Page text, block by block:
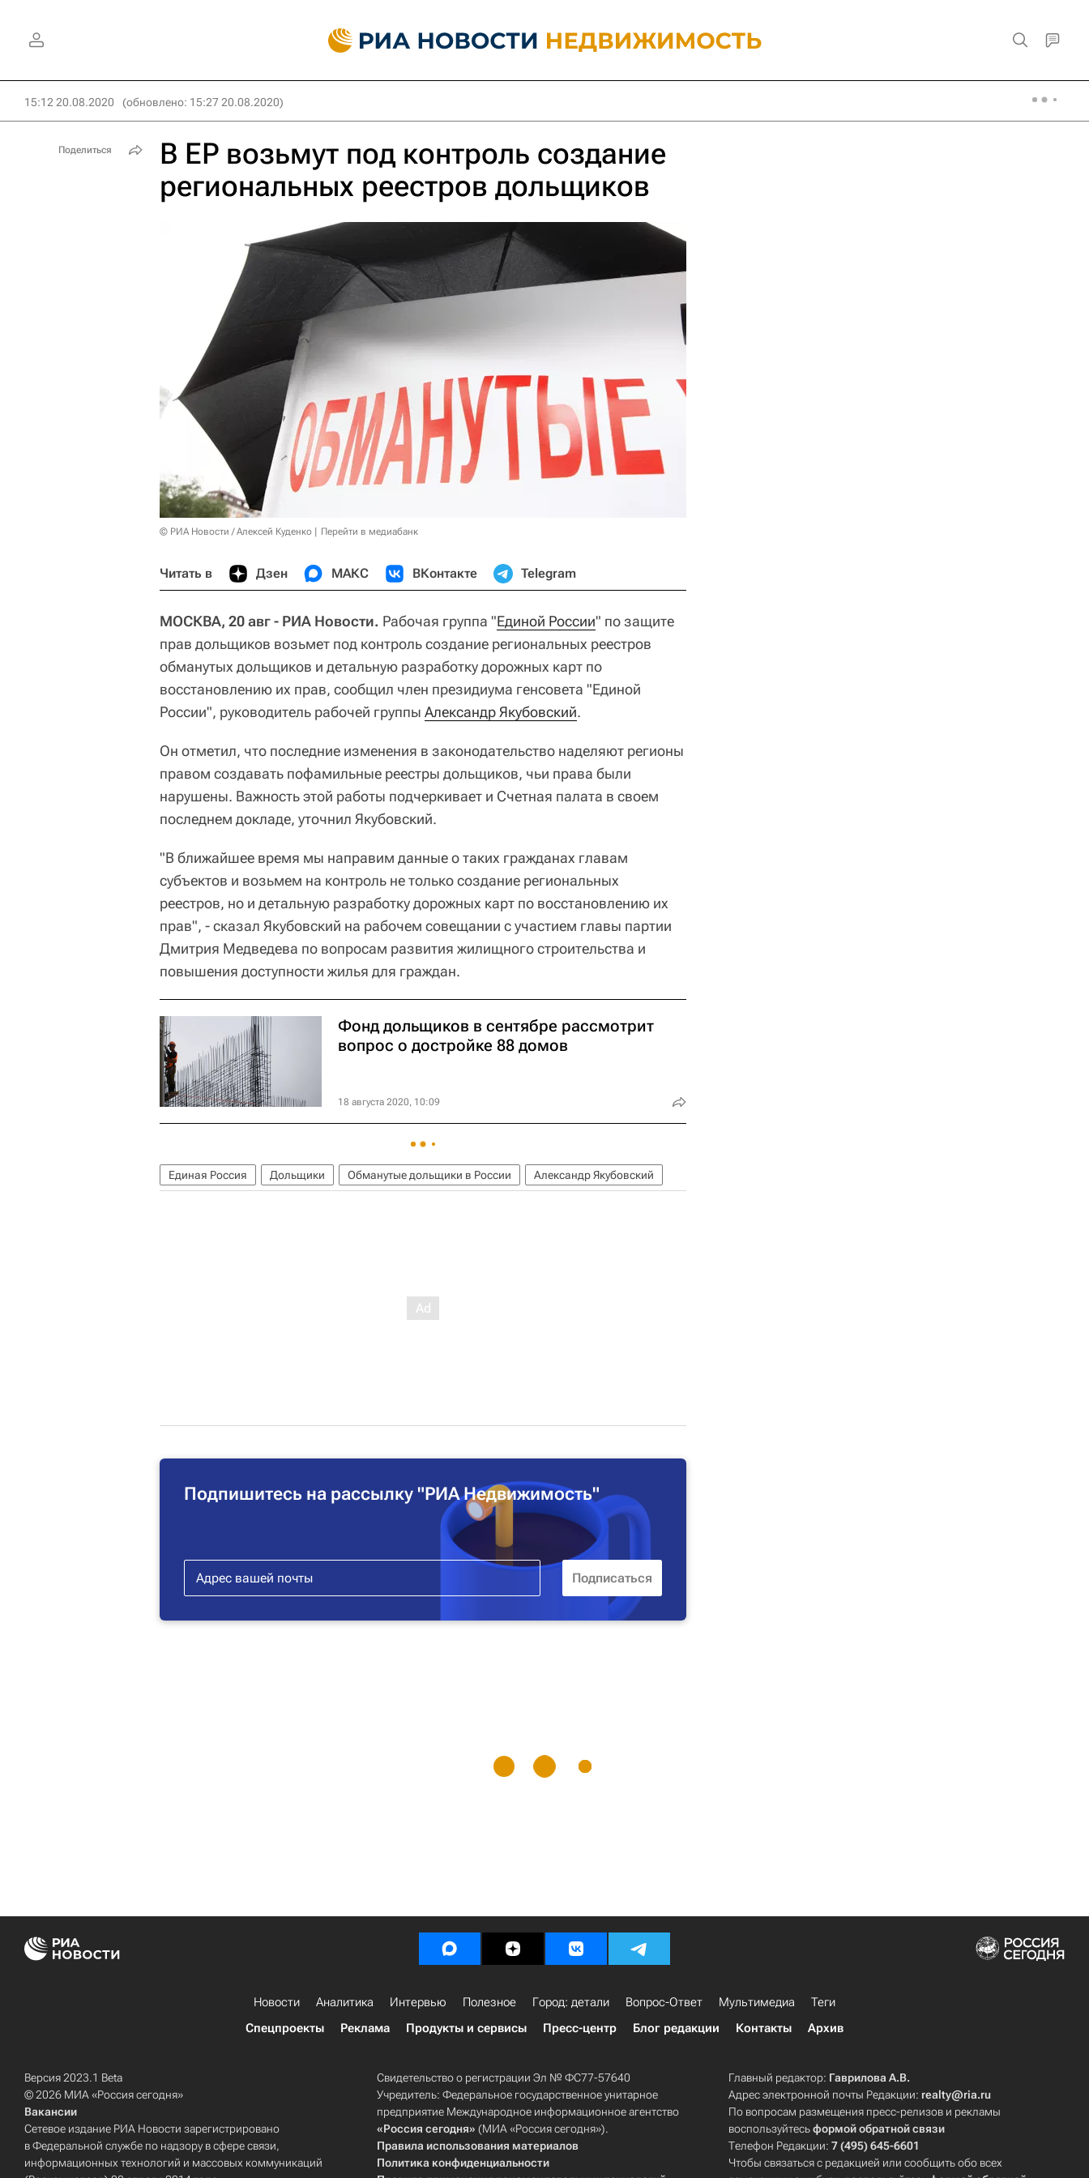
15:12 20.08.2020 (обновлено: 15:27 20.08.2020)
В ЕР возьмут под контроль создание
региональных реестров дольщиков
© РИА Новости / Алексей Куденко Перейти в медиабанк
Читать в Дзен МАКС ВКонтакте Telegram
МОСКВА, 20 авг - РИА Новости. Рабочая группа "Единой России" по защите
прав дольщиков возьмет под контроль создание региональных реестров
обманутых дольщиков и детальную разработку дорожных карт по
восстановлению их прав, сообщил член президиума генсовета "Единой
России", руководитель рабочей группы Александр Якубовский.
Он отметил, что последние изменения в законодательство наделяют регионы
правом создавать пофамильные реестры дольщиков, чьи права были
нарушены. Важность этой работы подчеркивает и Счетная палата в своем
последнем докладе, уточнил Якубовский.
"В ближайшее время мы направим данные о таких гражданах главам
субъектов и возьмем на контроль не только создание региональных
реестров, но и детальную разработку дорожных карт по восстановлению их
прав", - сказал Якубовский на рабочем совещании с участием главы партии
Дмитрия Медведева по вопросам развития жилищного строительства и
повышения доступности жилья для граждан.
Фонд дольщиков в сентябре рассмотрит
вопрос о достройке 88 домов
18 августа 2020, 10:09
Единая Россия Дольщики Обманутые дольщики в России Александр Якубовский
Подпишитесь на рассылку "РИА Недвижимость"
Поделиться
Новости Аналитика Интервью Полезное Город: детали Вопрос-Ответ Мультимедиа
Теги
Спецпроекты
Реклама Продукты и сервисы Пресс-центр Блог редакции Контакты Архив
Версия 2023.1 Beta
© 2026 МИА «Россия сегодня»
Вакансии
Сетевое издание РИА Новости зарегистрировано
в Федеральной службе по надзору в сфере связи,
информационных технологий и массовых коммуникаций
Свидетельство о регистрации Эл № ФС77-57640
Учредитель: Федеральное государственное унитарное
предприятие Международное информационное агентство
«Россия сегодня» (МИА «Россия сегодня»).
Правила использования материалов
Политика конфиденциальности
Главный редактор: Гаврилова А.В.
Адрес электронной почты Редакции: realty@ria.ru
По вопросам размещения пресс-релизов и рекламы
воспользуйтесьформой обратной связи
Телефон Редакции:7 (495) 645-6601
Чтобы связаться с редакцией или сообщить обо всех